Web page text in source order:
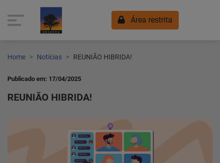
Área restrita
Home Notícias REUNIÃO HIBRIDA!
Publicado em: 17/04/2025
REUNIÃO HIBRIDA!